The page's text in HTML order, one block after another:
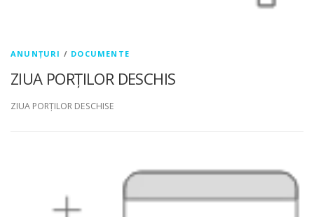
ANUNȚURI / DOCUMENTE
ZIUA PORȚILOR DESCHIS
ZIUA PORȚILOR DESCHISE